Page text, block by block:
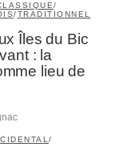
/
/TRADITIONNEL
Îles du Bic
: la
lieu de
/